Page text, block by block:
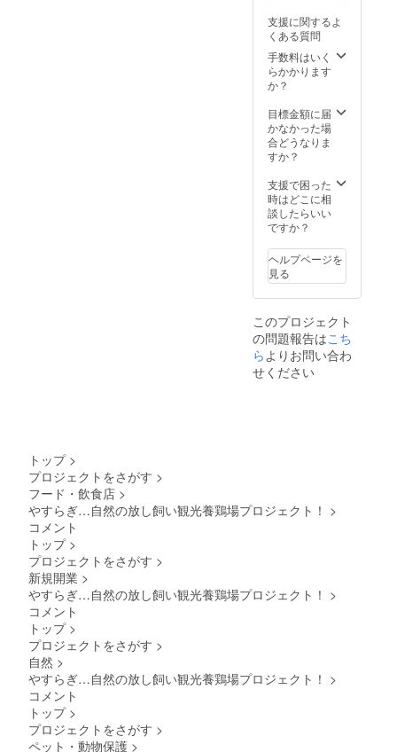
支援に関するよ
くある質問
手数料はいく
らかかります
か？
目標金額に届
かなかった場
合どうなりま
すか？
支援で困った
時はどこに相
談したらいい
ですか？
ヘルプページを
見る
このプロジェクト
の問題報告はこち
らよりお問い合わ
せください
トップ >
プロジェクトをさがす >
フード・飲食店 >
やすらぎ…自然の放し飼い観光養鶏場プロジェクト！ >
コメント
トップ >
プロジェクトをさがす >
新規開業 >
やすらぎ…自然の放し飼い観光養鶏場プロジェクト！ >
コメント
トップ >
プロジェクトをさがす >
自然 >
やすらぎ…自然の放し飼い観光養鶏場プロジェクト！ >
コメント
トップ >
プロジェクトをさがす >
ペット・動物保護 >